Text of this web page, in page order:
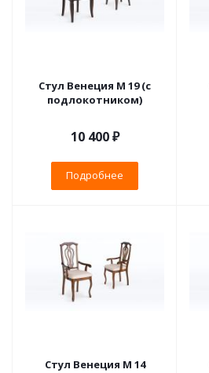
Стул Венеция М 19 (с
подлокотником)
10 400 ₽
Подробнее
Стул Венеция М 14